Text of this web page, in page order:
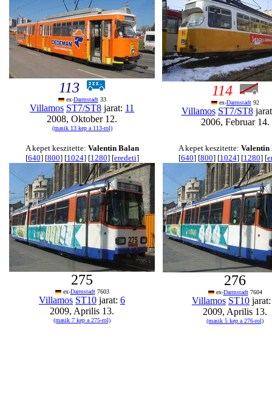
113
ex-Darmstadt33
Villamos ST7/ST8 jarat: 11
2008, Oktober 12.
(masik 13 kep a 113-rol)
114
ex-Darmstadt92
Villamos ST7/ST8
2006, Februar 14.
A kepet keszitette: Valentin Balan
[640] [800] [1024] [1280] [eredeti]
275
ex-Darmstadt7603
Villamos ST10 jarat: 6
2009, Aprilis 13.
(masik 7 kep a 275-rol)
A kepet keszitette: Valentin
[640] [800] [1024] [1280] [
276
ex-Darmstadt7604
Villamos ST10
2009, Aprilis 13.
(masik 5 kep a 276-rol)